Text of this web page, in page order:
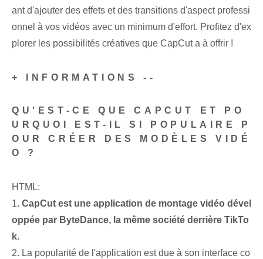
ant d'ajouter des effets et des transitions d'aspect professi
onnel à vos vidéos avec un minimum d'effort. Profitez d'ex
plorer les possibilités créatives que CapCut a à offrir !
+ INFORMATIONS --
QU'EST-CE QUE CAPCUT ET PO
URQUOI EST-IL SI POPULAIRE P
OUR CRÉER DES MODÈLES VIDÉ
O ?
HTML:
1. CapCut est une application de montage vidéo dével
oppée par ByteDance, la même société derrière TikTo
k.
2. La popularité de l'application est due à son interface co